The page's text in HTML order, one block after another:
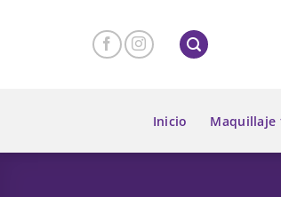
Inicio Maquillaje